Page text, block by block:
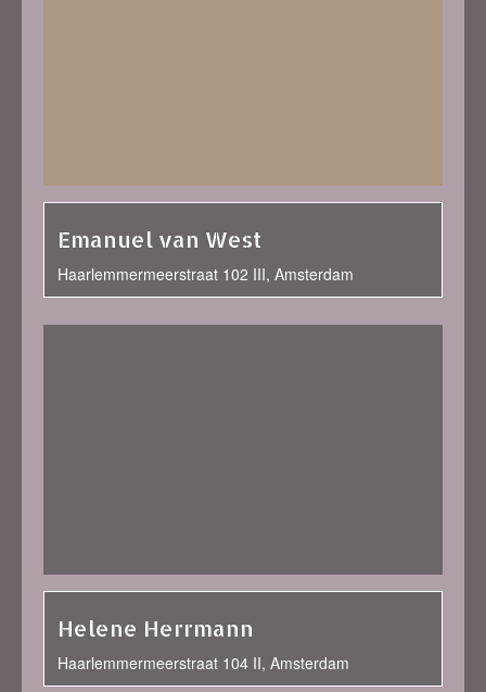
Emanuel van West
Haarlemmermeerstraat 102 III, Amsterdam
Helene Herrmann
Haarlemmermeerstraat 104 II, Amsterdam